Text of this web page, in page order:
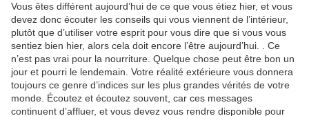
Vous êtes différent aujourd’hui de ce que vous étiez hier, et vous
devez donc écouter les conseils qui vous viennent de l’intérieur,
plutôt que d’utiliser votre esprit pour vous dire que si vous vous
sentiez bien hier, alors cela doit encore l’être aujourd’hui. . Ce
n’est pas vrai pour la nourriture. Quelque chose peut être bon un
jour et pourri le lendemain. Votre réalité extérieure vous donnera
toujours ce genre d’indices sur les plus grandes vérités de votre
monde. Écoutez et écoutez souvent, car ces messages
continuent d’affluer, et vous devez vous rendre disponible pour